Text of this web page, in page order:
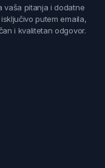
vaša pitanja i dodatne
putem emaila,
i kvalitetan odgovor.